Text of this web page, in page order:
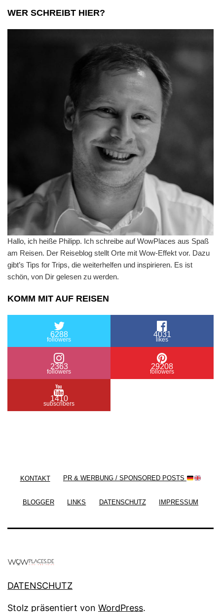
WER SCHREIBT HIER?
Hallo, ich heiße Philipp. Ich schreibe auf WowPlaces aus Spaß
am Reisen. Der Reiseblog stellt Orte mit Wow-Effekt vor. Dazu
gibt’s Tips for Trips, die weiterhelfen und inspirieren. Es ist
schön, von Dir gelesen zu werden.
KOMM MIT AUF REISEN
6288
followers
4031
likes
2363
followers
29208
followers
1410
subscribers
KONTAKT PR & WERBUNG / SPONSORED POSTS
BLOGGER LINKS DATENSCHUTZ IMPRESSUM
DATENSCHUTZ
Stolz präsentiert von WordPress.